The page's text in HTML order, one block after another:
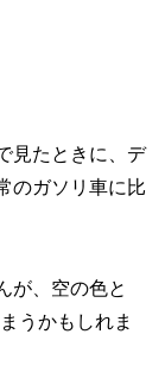
見たときに、デ
のガソリ車に比
が、空の色と
うかもしれま